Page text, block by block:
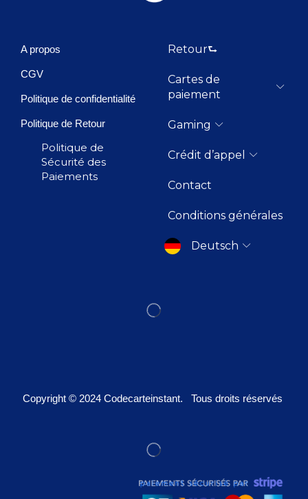
A propos
CGV
Politique de confidentialité
Politique de Retour
Politique de
Sécurité des
Paiements
Retour⮑
Cartes de
paiement
Gaming
Crédit d’appel
Contact
Conditions générales
Deutsch
Copyright © 2024 Codecarteinstant. Tous droits réservés